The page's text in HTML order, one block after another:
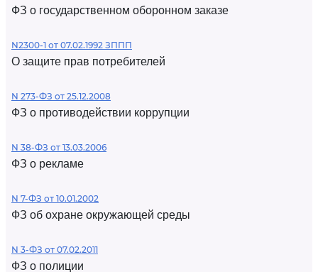
ФЗ о государственном оборонном заказе
N2300-1 от 07.02.1992 ЗППП
О защите прав потребителей
N 273-ФЗ от 25.12.2008
ФЗ о противодействии коррупции
N 38-ФЗ от 13.03.2006
ФЗ о рекламе
N 7-ФЗ от 10.01.2002
ФЗ об охране окружающей среды
N 3-ФЗ от 07.02.2011
ФЗ о полиции